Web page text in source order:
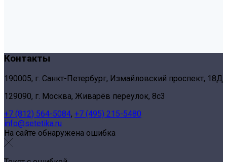
Контакты
190005, г. Санкт-Петербург, Измайловский проспект, 18Д
129090, г. Москва, Живарёв переулок, 8с3
+7 (812) 564-5084, +7 (495) 215-5480
info@setetika.ru
На сайте обнаружена ошибка